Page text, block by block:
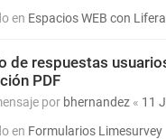
en Espacios WEB con
de respuestas
PDF
por bhernandez « 11
en Formularios Limesurvey